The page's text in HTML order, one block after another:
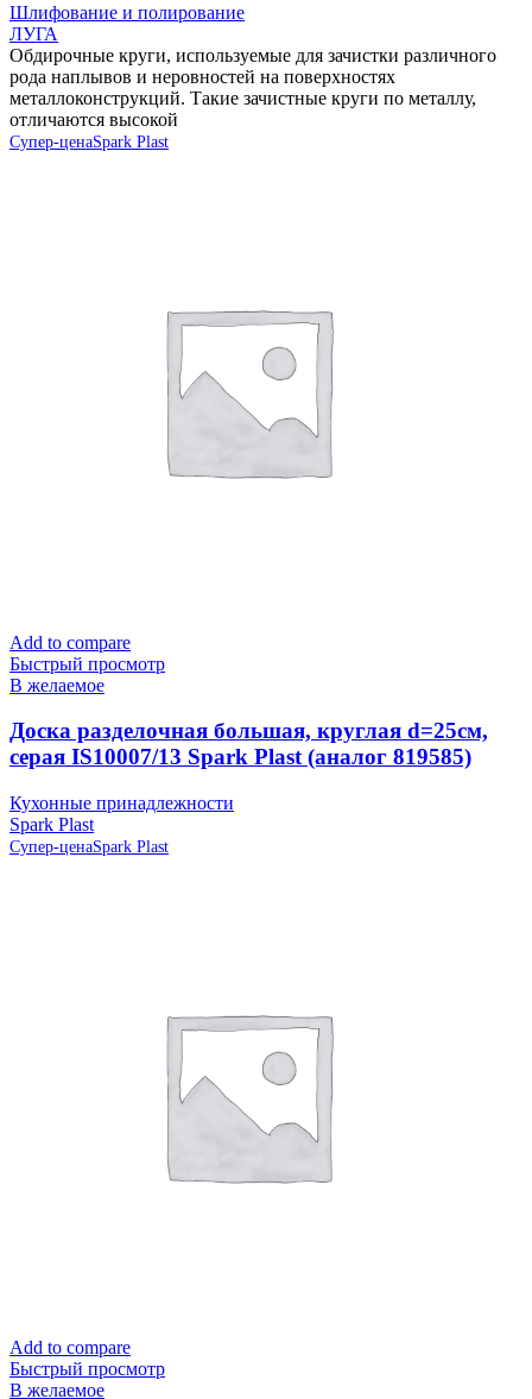
Шлифование и полирование
ЛУГА
Обдирочные круги, используемые для зачистки различного
рода наплывов и неровностей на поверхностях
металлоконструкций. Такие зачистные круги по металлу,
отличаются высокой
Супер-ценаSpark Plast
Add to compare
Быстрый просмотр
В желаемое
Доска разделочная большая, круглая d=25см,
серая IS10007/13 Spark Plast (аналог 819585)
Кухонные принадлежности
Spark Plast
Супер-ценаSpark Plast
Add to compare
Быстрый просмотр
В желаемое